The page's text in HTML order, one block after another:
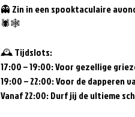
👻 Zin in een spooktaculaire
🕷🕸
🕰 Tijdslots:
17:00 – 19:00: Voor gezellige
19:00 – 22:00: Voor de dapperen
Vanaf 22:00: Durf jij de ultieme